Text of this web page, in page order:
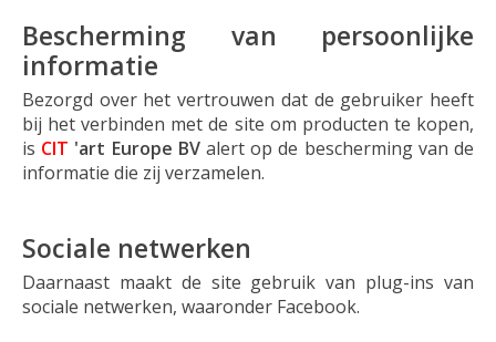
Bescherming van persoonlijke
informatie
Bezorgd over het vertrouwen dat de gebruiker heeft
bij het verbinden met de site om producten te kopen,
is CIT 'art Europe BValert op de bescherming van de
informatie die zij verzamelen.
Sociale netwerken
Daarnaast maakt de site gebruik van plug-ins van
sociale netwerken, waaronder Facebook.